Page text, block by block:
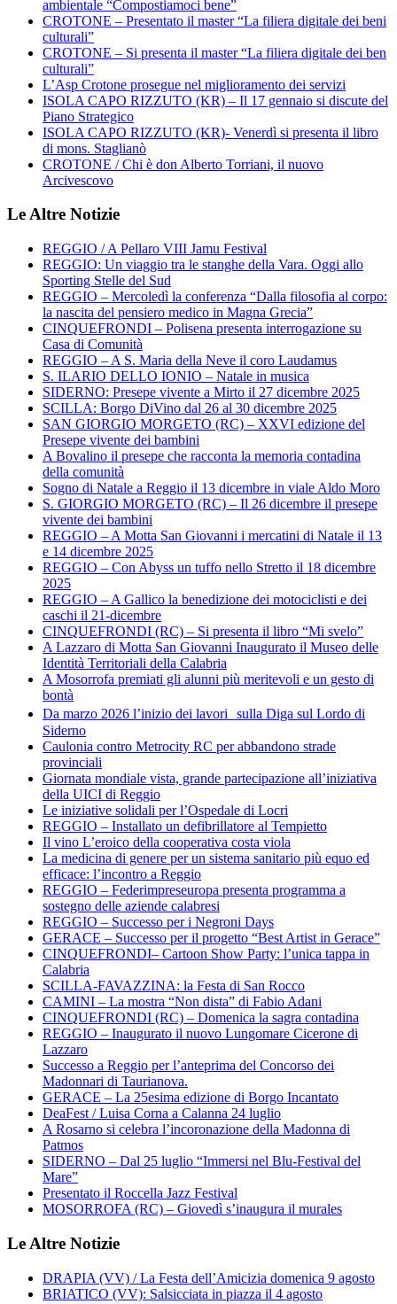
ambientale “Compostiamoci bene”
CROTONE – Presentato il master “La filiera digitale dei beni
culturali”
CROTONE – Si presenta il master “La filiera digitale dei ben
culturali”
L’Asp Crotone prosegue nel miglioramento dei servizi
ISOLA CAPO RIZZUTO (KR) – Il 17 gennaio si discute del
Piano Strategico
ISOLA CAPO RIZZUTO (KR)- Venerdì si presenta il libro
di mons. Staglianò
CROTONE / Chi è don Alberto Torriani, il nuovo
Arcivescovo
Le Altre Notizie
REGGIO / A Pellaro VIII Jamu Festival
REGGIO: Un viaggio tra le stanghe della Vara. Oggi allo
Sporting Stelle del Sud
REGGIO – Mercoledì la conferenza “Dalla filosofia al corpo:
la nascita del pensiero medico in Magna Grecia”
CINQUEFRONDI – Polisena presenta interrogazione su
Casa di Comunità
REGGIO – A S. Maria della Neve il coro Laudamus
S. ILARIO DELLO IONIO – Natale in musica
SIDERNO: Presepe vivente a Mirto il 27 dicembre 2025
SCILLA: Borgo DiVino dal 26 al 30 dicembre 2025
SAN GIORGIO MORGETO (RC) – XXVI edizione del
Presepe vivente dei bambini
A Bovalino il presepe che racconta la memoria contadina
della comunità
Sogno di Natale a Reggio il 13 dicembre in viale Aldo Moro
S. GIORGIO MORGETO (RC) – Il 26 dicembre il presepe
vivente dei bambini
REGGIO – A Motta San Giovanni i mercatini di Natale il 13
e 14 dicembre 2025
REGGIO – Con Abyss un tuffo nello Stretto il 18 dicembre
2025
REGGIO – A Gallico la benedizione dei motociclisti e dei
caschi il 21-dicembre
CINQUEFRONDI (RC) – Si presenta il libro “Mi svelo”
A Lazzaro di Motta San Giovanni Inaugurato il Museo delle
Identità Territoriali della Calabria
A Mosorrofa premiati gli alunni più meritevoli e un gesto di
bontà
Da marzo 2026 l’inizio dei lavori sulla Diga sul Lordo di
Siderno
Caulonia contro Metrocity RC per abbandono strade
provinciali
Giornata mondiale vista, grande partecipazione all’iniziativa
della UICI di Reggio
Le iniziative solidali per l’Ospedale di Locri
REGGIO – Installato un defibrillatore al Tempietto
Il vino L’eroico della cooperativa costa viola
La medicina di genere per un sistema sanitario più equo ed
efficace: l’incontro a Reggio
REGGIO – Federimpreseuropa presenta programma a
sostegno delle aziende calabresi
REGGIO – Successo per i Negroni Days
GERACE – Successo per il progetto “Best Artist in Gerace”
CINQUEFRONDI– Cartoon Show Party: l’unica tappa in
Calabria
SCILLA-FAVAZZINA: la Festa di San Rocco
CAMINI – La mostra “Non dista” di Fabio Adani
CINQUEFRONDI (RC) – Domenica la sagra contadina
REGGIO – Inaugurato il nuovo Lungomare Cicerone di
Lazzaro
Successo a Reggio per l’anteprima del Concorso dei
Madonnari di Taurianova.
GERACE – La 25esima edizione di Borgo Incantato
DeaFest / Luisa Corna a Calanna 24 luglio
A Rosarno si celebra l’incoronazione della Madonna di
Patmos
SIDERNO – Dal 25 luglio “Immersi nel Blu-Festival del
Mare”
Presentato il Roccella Jazz Festival
MOSORROFA (RC) – Giovedì s’inaugura il murales
Le Altre Notizie
DRAPIA (VV) / La Festa dell’Amicizia domenica 9 agosto
BRIATICO (VV): Salsicciata in piazza il 4 agosto